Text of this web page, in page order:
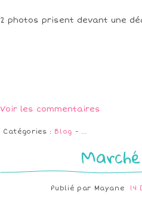
2 photos prisent devant une
Voir les commentaires
Catégories : Blog - …
Publié par Mayane 14